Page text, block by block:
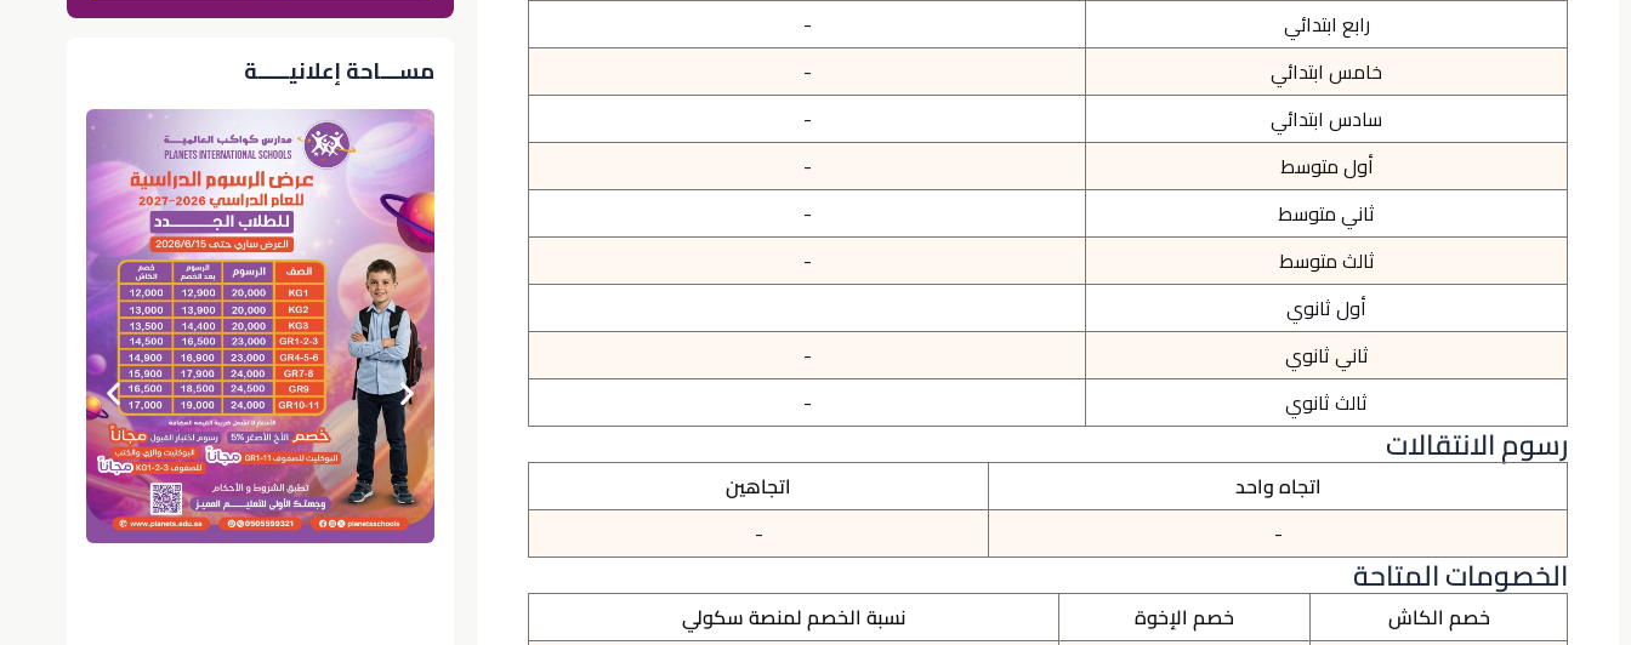
رابع ابتدائي
-
خامس ابتدائي
-
سادس ابتدائي
-
أول متوسط
-
ثاني متوسط
-
ثالث متوسط
-
أول ثانوي
ثاني ثانوي
-
ثالث ثانوي
-
رسوم الانتقالات
اتجاه واحد
اتجاهين
-
-
الخصومات المتاحة
خصم الكاش خصم الإخوة
نسبة الخصم لمنصة سكولي
مســـاحة إعلانيـــــة